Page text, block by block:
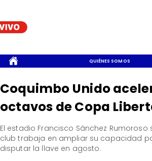
QUIÉNES SOMOS
Coquimbo Unido
octavos de Copa
El estadio Francisco Sánchez
club trabaja en ampliar su capacidad
disputar la llave en agosto.